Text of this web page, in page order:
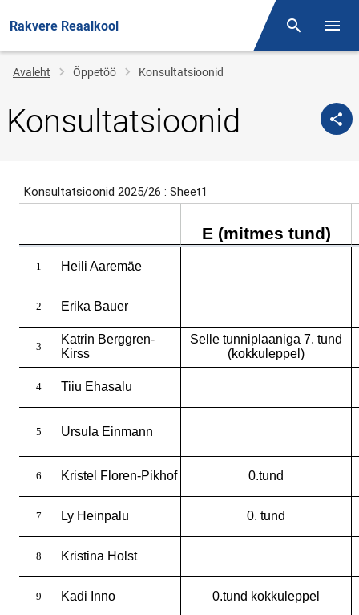
Rakvere Reaalkool Otsing
Jälglink
Avaleht Õppetöö Konsultatsioonid
Konsultatsioonid